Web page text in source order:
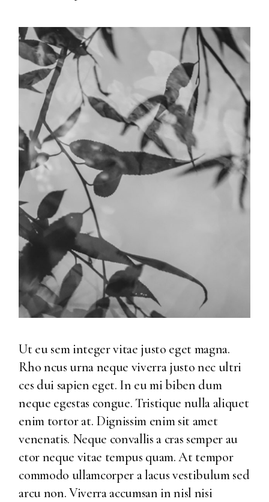
Ut eu sem integer vitae justo eget magna.
Rho ncus urna neque viverra justo nec ultri
ces dui sapien eget. In eu mi biben dum
neque egestas congue. Tristique nulla aliquet
enim tortor at. Dignissim enim sit amet
venenatis. Neque convallis a cras semper au
ctor neque vitae tempus quam. At tempor
commodo ullamcorper a lacus vestibulum sed
arcu non. Viverra accumsan in nisl nisi